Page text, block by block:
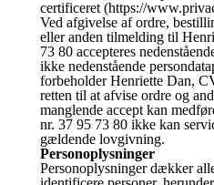
certificeret (https://
Ved afgivelse af ordre,
eller anden tilmelding til
73 80 accepteres
ikke nedenstående
forbeholder Henriette Dan,
retten til at afvise ordre og
manglende accept kan
nr. 37 95 73 80 ikke kan
gældende lovgivning.
Personoplysninger
Personoplysninger dækker